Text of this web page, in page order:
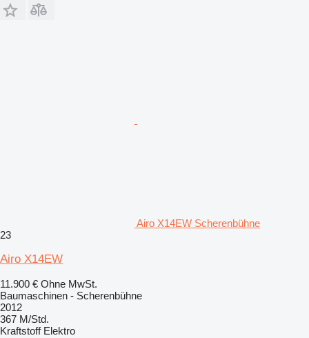
Airo X14EW Scherenbühne
23
Airo X14EW
11.900 € Ohne MwSt.
Baumaschinen - Scherenbühne
2012
367 M/Std.
Kraftstoff Elektro